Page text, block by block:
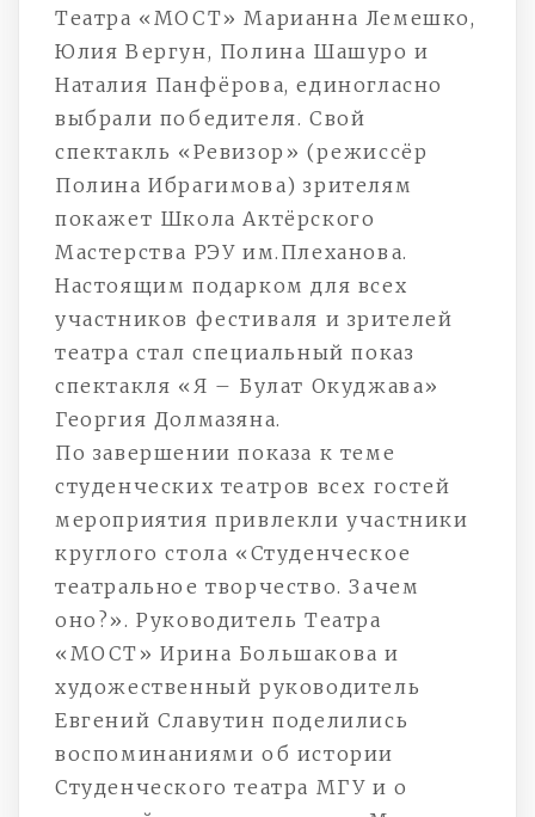
Театра «МОСТ» Марианна Лемешко,
Юлия Вергун, Полина Шашуро и
Наталия Панфёрова, единогласно
выбрали победителя. Свой
спектакль «Ревизор» (режиссёр
Полина Ибрагимова) зрителям
покажет Школа Актёрского
Мастерства РЭУ им.Плеханова.
Настоящим подарком для всех
участников фестиваля и зрителей
театра стал специальный показ
спектакля «Я – Булат Окуджава»
Георгия Долмазяна.
По завершении показа к теме
студенческих театров всех гостей
мероприятия привлекли участники
круглого стола «Студенческое
театральное творчество. Зачем
оно?». Руководитель Театра
«МОСТ» Ирина Большакова и
художественный руководитель
Евгений Славутин поделились
воспоминаниями об истории
Студенческого театра МГУ и о